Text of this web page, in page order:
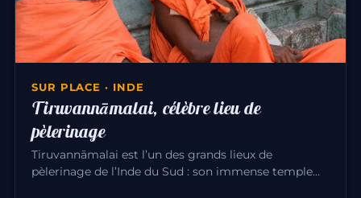
SUR PLACE · INDE
Tiruvannāmalai, célèbre lieu de
pèlerinage
Tiruvannāmalai est l’un des grands lieux de
pèlerinage de l’Inde du Sud : son immense temple